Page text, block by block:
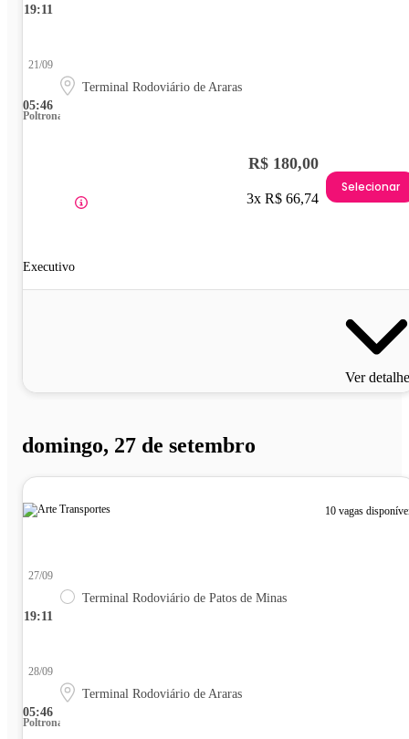
19:11
05:46
21/09
Terminal Rodoviário de Araras
Poltrona
Executivo
R$ 180,00
3x R$ 66,74
Selecionar
Ver
domingo, 27 de setembro
10 vagas
19:11
27/09
Terminal Rodoviário de Patos de Minas
05:46
28/09
Terminal Rodoviário de Araras
Poltrona